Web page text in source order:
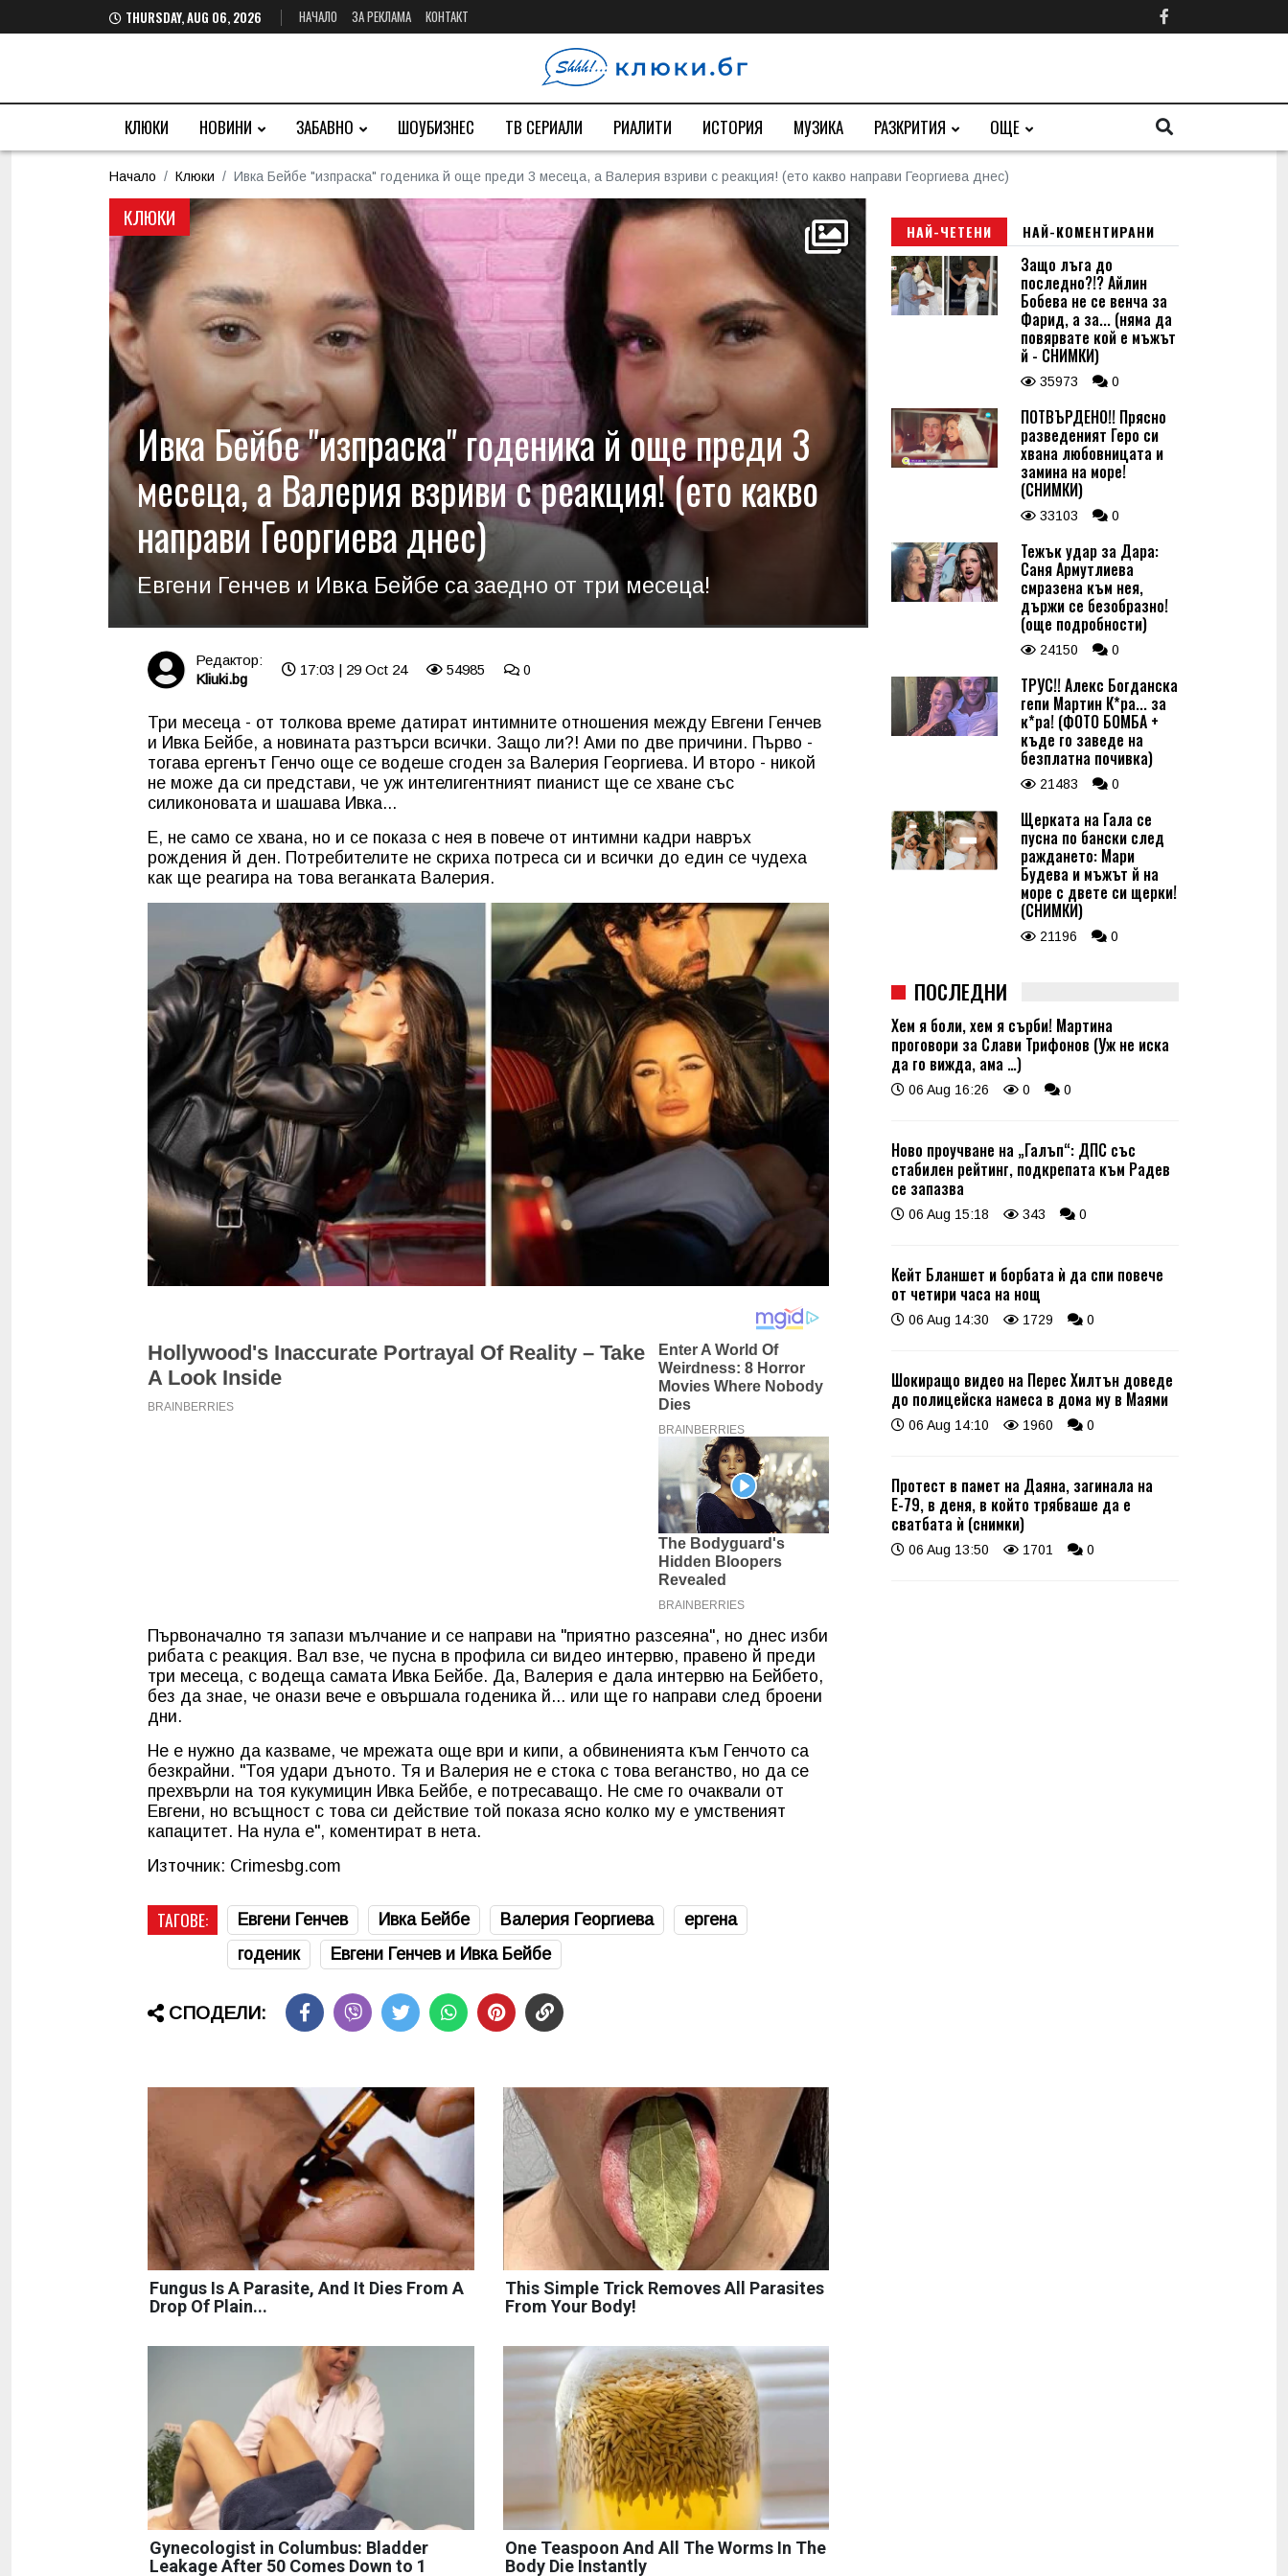
THURSDAY, AUG 06, 2026 НАЧАЛО ЗА РЕКЛАМА КОНТАКТ
КЛЮКИ НОВИНИ ЗАБАВНО ШОУБИЗНЕС ТВ СЕРИАЛИ РИАЛИТИ ИСТОРИЯ МУЗИКА РАЗКРИТИЯ ОЩЕ
Начало Клюки Ивка Бейбе "изпраска" годеника й още преди 3 месеца, а Валерия взриви с реакция! (ето какво направи Георгиева днес)
КЛЮКИ
Ивка Бейбе "изпраска" годеника й още преди 3
месеца, а Валерия взриви с реакция! (ето какво
направи Георгиева днес)
Евгени Генчев и Ивка Бейбе са заедно от три месеца!
Редактор:
Kliuki.bg
17:03 | 29 Oct 24 54985 0
Три месеца - от толкова време датират интимните отношения между Евгени Генчев
и Ивка Бейбе, а новината разтърси всички. Защо ли?! Ами по две причини. Първо -
тогава ергенът Генчо още се водеше сгоден за Валерия Георгиева. И второ - никой
не може да си представи, че уж интелигентният пианист ще се хване със
силиконовата и шашава Ивка...
Е, не само се хвана, но и се показа с нея в повече от интимни кадри навръх
рождения й ден. Потребителите не скриха потреса си и всички до един се чудеха
как ще реагира на това веганката Валерия.
Първоначално тя запази мълчание и се направи на "приятно разсеяна", но днес изби
рибата с реакция. Вал взе, че пусна в профила си видео интервю, правено й преди
три месеца, с водеща самата Ивка Бейбе. Да, Валерия е дала интервю на Бейбето,
без да знае, че онази вече е овършала годеника й... или ще го направи след броени
дни.
Не е нужно да казваме, че мрежата още ври и кипи, а обвиненията към Генчото са
безкрайни. "Тоя удари дъното. Тя и Валерия не е стока с това веганство, но да се
прехвърли на тоя кукумицин Ивка Бейбе, е потресаващо. Не сме го очаквали от
Евгени, но всъщност с това си действие той показа ясно колко му е умственият
капацитет. На нула е", коментират в нета.
Източник: Crimesbg.com
ТАГОВЕ: Евгени Генчев Ивка Бейбе Валерия Георгиева
ергена
годеник
Евгени Генчев и Ивка Бейбе
СПОДЕЛИ:
Fungus Is A Parasite, And It Dies From A
Drop Of Plain...
This Simple Trick Removes All Parasites
From Your Body!
Gynecologist in Columbus: Bladder
Leakage After 50 Comes Down to 1
One Teaspoon And All The Worms In The
Body Die Instantly
НАЙ-ЧЕТЕНИ НАЙ-КОМЕНТИРАНИ
Защо лъга до
последно?!? Айлин
Бобева не се венча за
Фарид, а за... (няма да
повярвате кой е мъжът
й - СНИМКИ)
35973 0
ПОТВЪРДЕНО!! Прясно
разведеният Геро си
хвана любовницата и
замина на море!
(СНИМКИ)
33103 0
Тежък удар за Дара:
Саня Армутлиева
смразена към нея,
държи се безобразно!
(още подробности)
24150 0
ТРУС!! Алекс Богданска
гепи Мартин К*ра... за
к*ра! (ФОТО БОМБА +
къде го заведе на
безплатна почивка)
21483 0
Щерката на Гала се
пусна по бански след
раждането: Мари
Будева и мъжът й на
море с двете си щерки!
(СНИМКИ)
21196 0
ПОСЛЕДНИ
Хем я боли, хем я сърби! Мартина
проговори за Слави Трифонов (Уж не иска
да го вижда, ама …)
06 Aug 16:26 0 0
Ново проучване на „Галъп“: ДПС със
стабилен рейтинг, подкрепата към Радев
се запазва
06 Aug 15:18 343 0
Кейт Бланшет и борбата ѝ да спи повече
от четири часа на нощ
06 Aug 14:30 1729 0
Шокиращо видео на Перес Хилтън доведе
до полицейска намеса в дома му в Маями
06 Aug 14:10 1960 0
Протест в памет на Даяна, загинала на
Е-79, в деня, в който трябваше да е
сватбата ѝ (снимки)
06 Aug 13:50 1701 0